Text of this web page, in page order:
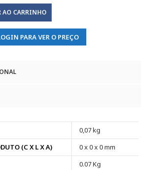
CARRINHO
PARA VER O PREÇO
0,07 kg
(C X L X A)
0 x 0 x 0 mm
0.07 Kg